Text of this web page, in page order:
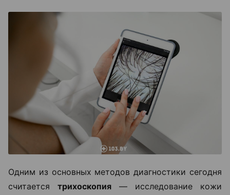
Одним из основных методов диагностики сегодня
считается трихоскопия — исследование кожи